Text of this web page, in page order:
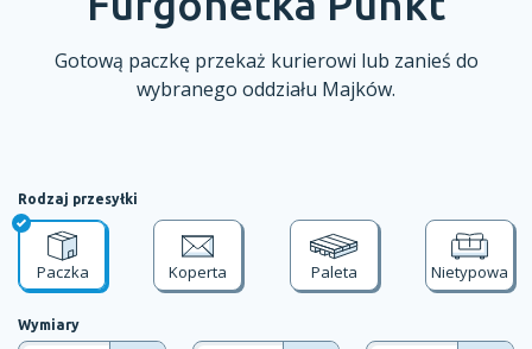
Gotową paczkę przekaż kurierowi lub zanieś do
wybranego oddziału Majków.
Rodzaj przesyłki
Paczka Koperta Paleta Nietypowa
Wymiary